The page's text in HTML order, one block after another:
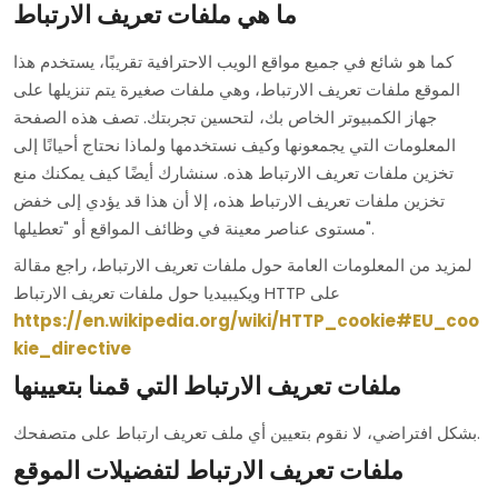
ما هي ملفات تعريف الارتباط
كما هو شائع في جميع مواقع الويب الاحترافية تقريبًا، يستخدم هذا
الموقع ملفات تعريف الارتباط، وهي ملفات صغيرة يتم تنزيلها على
جهاز الكمبيوتر الخاص بك، لتحسين تجربتك. تصف هذه الصفحة
المعلومات التي يجمعونها وكيف نستخدمها ولماذا نحتاج أحيانًا إلى
تخزين ملفات تعريف الارتباط هذه. سنشارك أيضًا كيف يمكنك منع
تخزين ملفات تعريف الارتباط هذه، إلا أن هذا قد يؤدي إلى خفض
مستوى عناصر معينة في وظائف المواقع أو "تعطيلها".
لمزيد من المعلومات العامة حول ملفات تعريف الارتباط، راجع مقالة
ويكيبيديا حول ملفات تعريف الارتباط HTTP على
https://en.wikipedia.org/wiki/HTTP_cookie#EU_coo
kie_directive
ملفات تعريف الارتباط التي قمنا بتعيينها
بشكل افتراضي، لا نقوم بتعيين أي ملف تعريف ارتباط على متصفحك.
ملفات تعريف الارتباط لتفضيلات الموقع